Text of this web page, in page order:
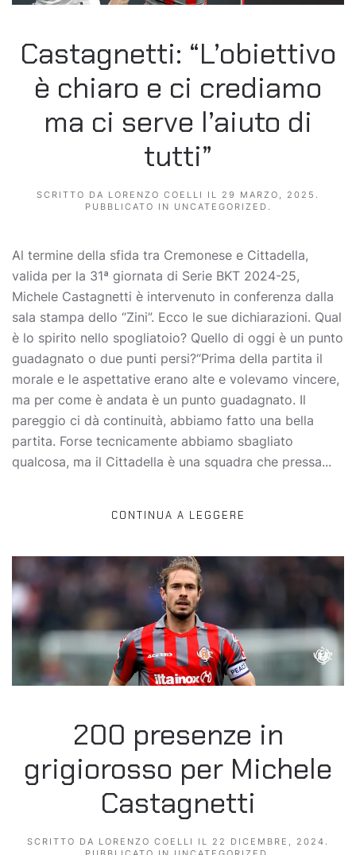
Castagnetti: “L’obiettivo
è chiaro e ci crediamo
ma ci serve l’aiuto di
tutti”
SCRITTO DA LORENZO COELLI IL 29 MARZO, 2025 .
PUBBLICATO IN UNCATEGORIZED .
Al termine della sfida tra Cremonese e Cittadella,
valida per la 31ª giornata di Serie BKT 2024-25,
Michele Castagnetti è intervenuto in conferenza dalla
sala stampa dello “Zini”. Ecco le sue dichiarazioni. Qual
è lo spirito nello spogliatoio? Quello di oggi è un punto
guadagnato o due punti persi?“Prima della partita il
morale e le aspettative erano alte e volevamo vincere,
ma per come è andata è un punto guadagnato. Il
pareggio ci dà continuità, abbiamo fatto una bella
partita. Forse tecnicamente abbiamo sbagliato
qualcosa, ma il Cittadella è una squadra che pressa...
CONTINUA A LEGGERE
200 presenze in
grigiorosso per Michele
Castagnetti
SCRITTO DA LORENZO COELLI IL 22 DICEMBRE, 2024 .